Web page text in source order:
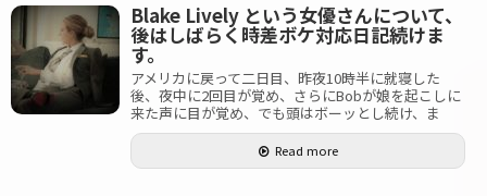
Blake Lively という女優さんについて、
後はしばらく時差ボケ対応日記続けま
す。
アメリカに戻って二日目、昨夜10時半に就寝した
後、夜中に2回目が覚め、さらにBobが娘を起こしに
来た声に目が覚め、でも頭はボーッとし続け、ま
Read more